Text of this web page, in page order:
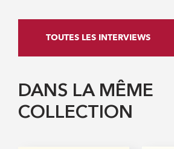
TOUTES LES INTERVIEWS
DANS LA MÊME
COLLECTION